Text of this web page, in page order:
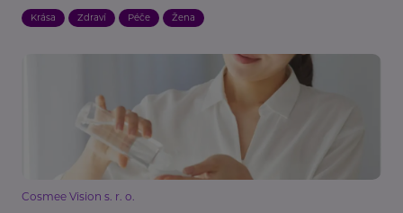
Krása Zdraví Péče Žena
Cosmee Vision s. r. o.